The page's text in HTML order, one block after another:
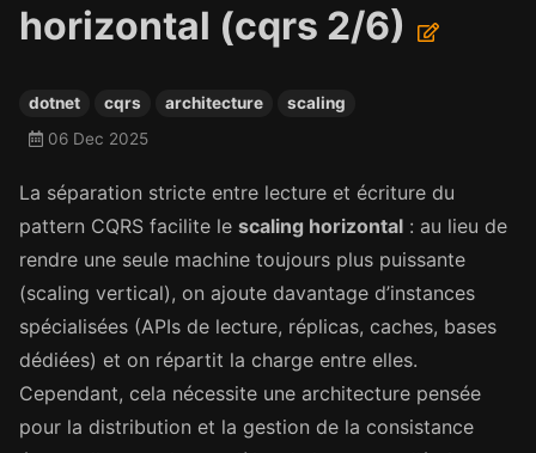
horizontal (cqrs 2/6)
dotnet cqrs architecture
scaling
06 Dec 2025
La séparation stricte entre lecture et écriture du
pattern CQRS facilite le scaling horizontal : au lieu de
rendre une seule machine toujours plus puissante
(scaling vertical), on ajoute davantage d’instances
spécialisées (APIs de lecture, réplicas, caches, bases
dédiées) et on répartit la charge entre elles.
Cependant, cela nécessite une architecture pensée
pour la distribution et la gestion de la consistance